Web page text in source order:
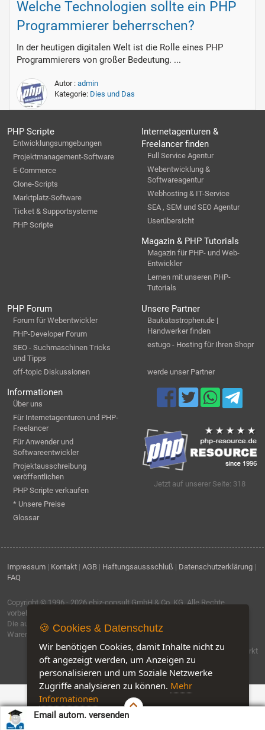
Welche Technologien sollte ein PHP
Programmierer beherrschen?
In der heutigen digitalen Welt ist die Rolle eines PHP
Programmierers von großer Bedeutung. ...
Autor : admin
Kategorie: Dies und Das
Email autom. versenden
PHP Scripte
Entwicklungsumgebungen
Projektmanagement-Software
E-Commerce
Clone-Scripts
Marktplatz-Software
Ticket & Supportsysteme
PHP Scripte
Internetagenturen &
Freelancer finden
Full Service Agentur
Webentwicklung &
Softwareagentur
Webhosting & IT-Service
SEA , SEM und SEO Agentur
Userübersicht
Magazin & PHP Tutorials
Magazin für PHP- und Web-
Entwickler
Lernen mit unseren PHP-
Tutorials
PHP Forum
Forum für Webentwickler
PHP-Developer Forum
SEO - Suchmaschinen Tricks
und Tipps
off-topic Diskussionen
Unsere Partner
Baukatastrophen.de |
Handwerker finden
estugo - Hosting für Ihren Shopr
werde unser Partner
Informationen
Über uns
Für Internetagenturen und PHP-
Freelancer
Für Anwender und
Softwareentwickler
Projektausschreibung
veröffentlichen
PHP Scripte verkaufen
* Unsere Preise
Glossar
Jetzt auf unserer Seite: 318
Impressum | Kontakt | AGB | Haftungsaussschluß | Datenschutzerklärung |
FAQ
Copyright © 1996 - 2026 ebiz-consult GmbH & Co. KG . Alle Rechte
vorbehalten.
Die auf dieser Seite verwendeten Produktbezeichnungen, Namen und
Warenzeichen sind Eigentum der jeweiligen Firmen.
Software by IQ-Markt
🍪 Cookies & Datenschutz
Wir benötigen Cookies, damit Inhalte nicht zu
oft angezeigt werden, um Anzeigen zu
personalisieren und um Soziale Netzwerke
Zugriffe analysieren zu können. Mehr
Informationen